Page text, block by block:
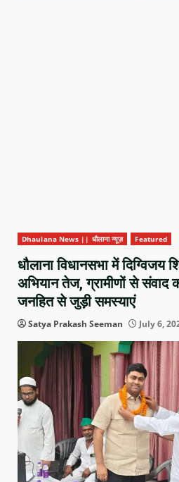
Dhaulana News || धौलाना न्यूज़ Featured
धौलाना विधानसभा में दिग्विजय
अभियान तेज, ग्रामीणों से
जनहित से जुड़ी समस्याएं
Satya Prakash Seeman July 6,